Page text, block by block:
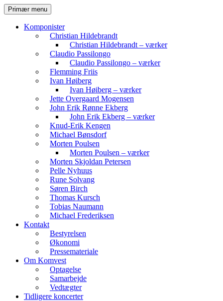
Hop
til
indhold
Komvest
SøgPrimær menu
Komponister
Christian Hildebrandt
Christian Hildebrandt – værker
Claudio Passilongo
Claudio Passilongo – værker
Flemming Friis
Ivan Høiberg
Ivan Høiberg – værker
Jette Overgaard Mogensen
John Erik Rønne Ekberg
John Erik Ekberg – værker
Knud-Erik Kengen
Michael Bønsdorf
Morten Poulsen
Morten Poulsen – værker
Morten Skjoldan Petersen
Pelle Nyhuus
Rune Solvang
Søren Birch
Thomas Kursch
Tobias Naumann
Michael Frederiksen
Kontakt
Bestyrelsen
Økonomi
Pressemateriale
Om Komvest
Optagelse
Samarbejde
Vedtægter
Tidligere koncerter